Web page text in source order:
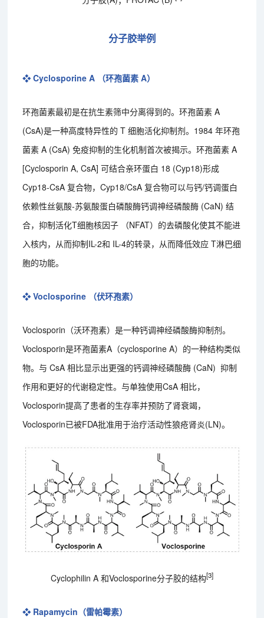
分子胶举例
❖ Cyclosporine A （环孢菌素 A）
环孢菌素最初是在抗生素筛中分离得到的。环孢菌素 A
(CsA)是一种高度特异性的 T 细胞活化抑制剂。1984 年环孢
菌素 A (CsA) 免疫抑制的生化机制首次被揭示。环孢菌素 A
[Cyclosporin A, CsA] 可结合亲环蛋白 18 (Cyp18)形成
Cyp18-CsA 复合物，Cyp18/CsA 复合物可以与钙/钙调蛋白
依赖性丝氨酸-苏氨酸蛋白磷酸酶钙调神经磷酸酶 (CaN) 结
合，抑制活化T细胞核因子 （NFAT）的去磷酸化使其不能进
入核内，从而抑制IL-2和 IL-4的转录，从而降低效应 T淋巴细
胞的功能。
❖ Voclosporine （伏环孢素）
Voclosporin（沃环孢素）是一种钙调神经磷酸酶抑制剂。
Voclosporin是环孢菌素A（cyclosporine A）的一种结构类似
物。与 CsA 相比显示出更强的钙调神经磷酸酶 (CaN) 抑制
作用和更好的代谢稳定性。与单独使用CsA 相比，
Voclosporin提高了患者的生存率并预防了肾衰竭，
Voclosporin已被FDA批准用于治疗活动性狼疮肾炎(LN)。
Cyclophilin A 和Voclosporine分子胶的结构[3]
❖ Rapamycin（雷帕霉素）